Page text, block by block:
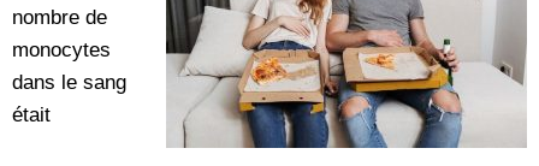
nombre de
monocytes
dans le sang
était